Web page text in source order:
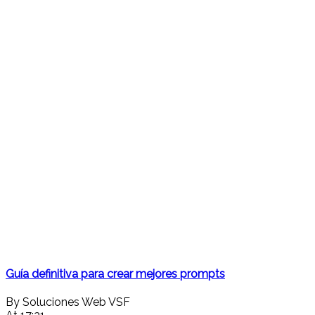
Guía definitiva para crear mejores prompts
By Soluciones Web VSF